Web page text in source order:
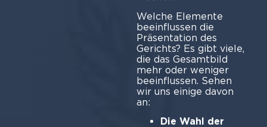
Welche Elemente
beeinflussen die
Präsentation des
Gerichts? Es gibt viele,
die das Gesamtbild
mehr oder weniger
beeinflussen. Sehen
wir uns einige davon
an:
Die Wahl der